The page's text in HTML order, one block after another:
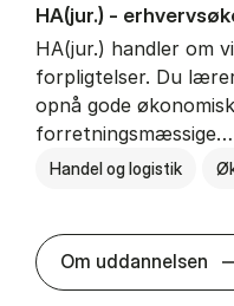
HA(jur.) -
HA(jur.) handler om
forpligtelser. Du
opnå gode
forretningsmæssige…
Handel og logistik
Om uddannelsen